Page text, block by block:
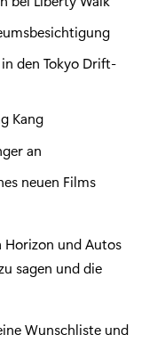
den Tokyo Drift-
Kang
an
neuen Films
Horizon und Autos
sagen und die
Wunschliste und